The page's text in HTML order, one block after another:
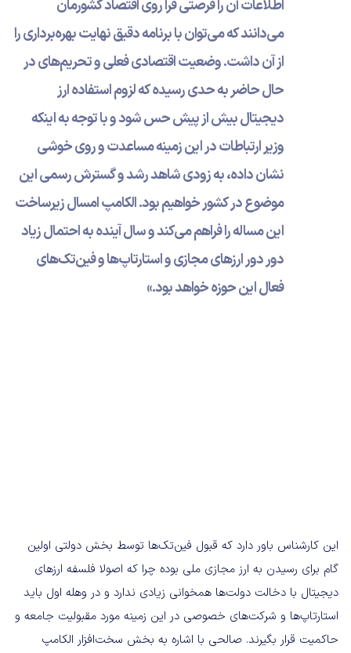
اطلاعات آن‌ را فرصتی فرا روی اقتصاد کشورمان
می‌دانند که می‌توان با برنامه دقیق نهایت بهره‌برداری را
از آن داشت. وضعیت اقتصادی فعلی و تحریم‌های در
حال حاضر به حدی رسیده که لزوم استفاده ارز
دیجیتال بیش از پیش حس شود و با توجه به اینکه
وزیر ارتباطات در این زمینه مساعدت و روی خوشی
نشان داده، به زودی شاهد رشد و گسترش رسمی این
موضوع در کشور خواهیم بود. الکامپ امسال زیرساخت
این مساله را فراهم می‌کند و سال آینده به احتمال زیاد
دور دور ارزهای مجازی و استارتاپ‌‌ها و فین‌تک‌های
فعال این حوزه خواهد بود.»
این کارشناس باور دارد که قبول فین‌تک‌ها توسط بخش دولتی اولین
گام برای رسیدن به ارز مجازی ملی بوده چرا که اصولا فلسفه ارزهای
دیجیتال با دخالت دولت‌ها همخوانی زیادی ندارد و در وهله اول باید
استارتاپ‌ها و شرکت‌های خصوصی در این زمینه مورد مقبولیت جامعه و
حاکمیت قرار بگیرند. صالحی با اشاره به بخش سخت‌افزار الکامپ